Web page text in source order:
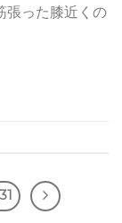
張った膝近くの